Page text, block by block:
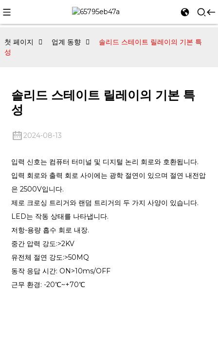
첫 페이지 업계 동향
솔리드 스테이트 릴레이의 기본 특
성
솔리드 스테이트 릴레이의 기본 특
성
2024-08-13
입력 신호는 컴퓨터 터미널 및 디지털 논리 회로와 호환됩니다.
입력 회로와 출력 회로 사이에는 광학 절연이 있으며 절연 내전압
은 2500V입니다.
제로 크로싱 트리거와 랜덤 트리거의 두 가지 사양이 있습니다.
LED는 작동 상태를 나타냅니다.
저항-용량 흡수 회로 내장.
중간 압력 강도:>2KV
유전체 절연 강도:>50MQ
동작 응답 시간: ON>10ms/OFF
근무 환경: -20℃~+70℃